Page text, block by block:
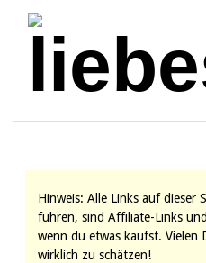
Hinweis: Alle Links auf dieser
führen, sind Affiliate-Links
wenn du etwas kaufst. Vielen
wirklich zu schätzen!